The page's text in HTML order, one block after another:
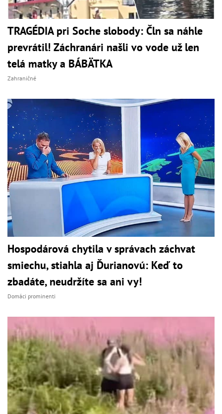
TRAGÉDIA pri Soche slobody: Čln sa náhle
prevrátil! Záchranári našli vo vode už len
telá matky a BÁBÄTKA
Zahraničné
Hospodárová chytila v správach záchvat
smiechu, stiahla aj Ďurianovú: Keď to
zbadáte, neudržíte sa ani vy!
Domáci prominenti